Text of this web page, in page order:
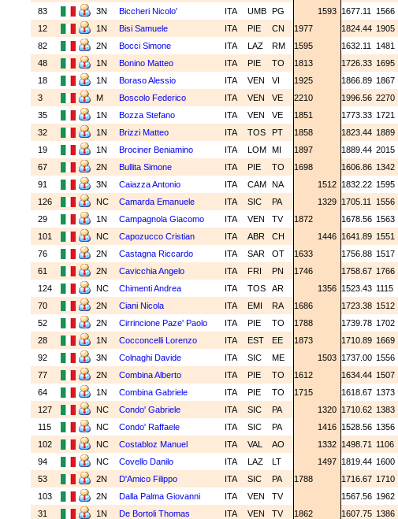
83
3N Biccheri Nicolo' ITA UMB PG 1593 1677.11 1566
12
1N Bisi Samuele ITA PIE CN 1977 1824.44 1905
82
2N Bocci Simone ITA LAZ RM 1595 1632.11 1481
48
1N Bonino Matteo ITA PIE TO 1813 1726.33 1695
18
1N Boraso Alessio ITA VEN VI 1925 1866.89 1867
3
M Boscolo Federico ITA VEN VE 2210 1996.56 2270
35
1N Bozza Stefano ITA VEN VE 1851 1773.33 1721
32
1N Brizzi Matteo ITA TOS PT 1858 1823.44 1889
19
1N Brociner Beniamino ITA LOM MI 1897 1889.44 2015
67
2N Bullita Simone ITA PIE TO 1698 1606.86 1342
91
3N Caiazza Antonio ITA CAM NA 1512 1832.22 1595
126
NC Camarda Emanuele ITA SIC PA 1329 1705.11 1556
29
1N Campagnola Giacomo ITA VEN TV 1872 1678.56 1563
101
NC Capozucco Cristian ITA ABR CH 1446 1641.89 1551
76
2N Castagna Riccardo ITA SAR OT 1633 1756.88 1517
61
2N Cavicchia Angelo ITA FRI PN 1746 1758.67 1766
124
NC Chimenti Andrea ITA TOS AR 1356 1523.43 1115
70
2N Ciani Nicola ITA EMI RA 1686 1723.38 1512
52
2N Cirrincione Paze' Paolo ITA PIE TO 1788 1739.78 1702
28
1N Cocconcelli Lorenzo ITA EST EE 1873 1710.89 1669
92
3N Colnaghi Davide ITA SIC ME 1503 1737.00 1556
77
2N Combina Alberto ITA PIE TO 1612 1634.44 1507
64
1N Combina Gabriele ITA PIE TO 1715 1618.67 1373
127
NC Condo' Gabriele ITA SIC PA 1320 1710.62 1383
115
NC Condo' Raffaele ITA SIC PA 1416 1528.56 1356
102
NC Costabloz Manuel ITA VAL AO 1332 1498.71 1106
94
NC Covello Danilo ITA LAZ LT 1497 1819.44 1600
53
2N D'Amico Filippo ITA SIC PA 1788 1716.67 1710
103
2N Dalla Palma Giovanni ITA VEN TV 1567.56 1962
31
1N De Bortoli Thomas ITA VEN TV 1862 1607.75 1386